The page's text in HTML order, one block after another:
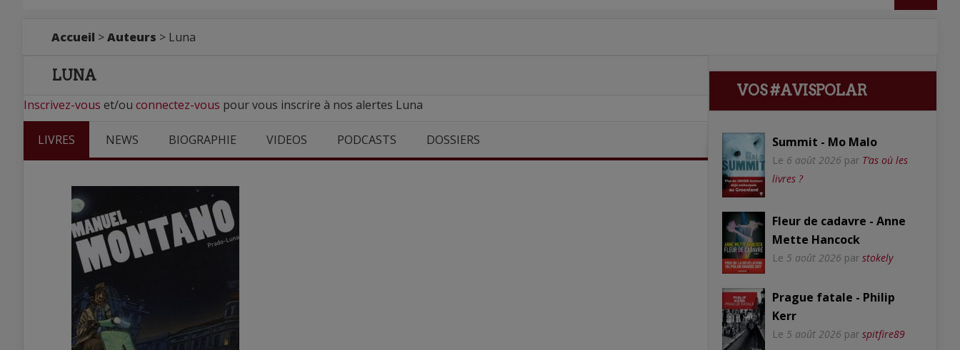
Accueil >Auteurs > Luna
LUNA
Inscrivez-vous et/ou connectez-vous pour vous inscrire à nos alertes Luna
LIVRES NEWS BIOGRAPHIE VIDEOS PODCASTS DOSSIERS
VOS #AVISPOLAR
Summit - Mo Malo
Le 6 août 2026 par T’as où les
livres ?
Fleur de cadavre - Anne
Mette Hancock
Le 5 août 2026 par stokely
Prague fatale - Philip
Kerr
Le 5 août 2026 par spitfire89